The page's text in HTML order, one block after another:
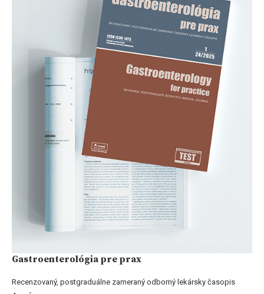
Gastroenterológia pre prax
Recenzovaný, postgraduálne zameraný odborný lekársky časopis